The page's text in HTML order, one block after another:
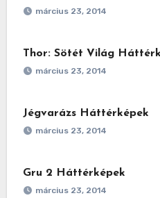
március 23, 2014
Thor: Sötét Világ
március 23, 2014
Jégvarázs Háttérképek
március 23, 2014
Gru 2 Háttérképek
március 23, 2014